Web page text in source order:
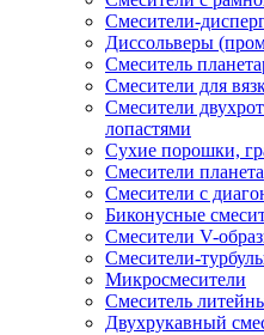
Смесители-
Диссольверы
Смеситель
Смесители для
Смесители
лопастями
Сухие порошки,
Смесители
Смесители с
Биконусные
Смесители V-
Смесители-
Микросмесители
Смеситель
Двухрукавный